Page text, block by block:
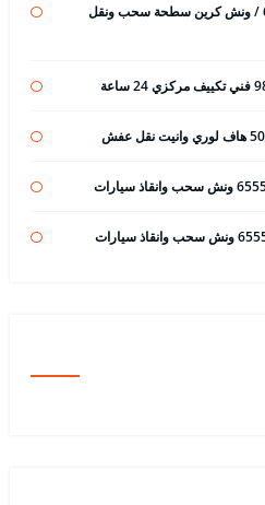
ونش ابو حليفة رقم / 65557275 / ونش كرين سطحة سحب ونقل